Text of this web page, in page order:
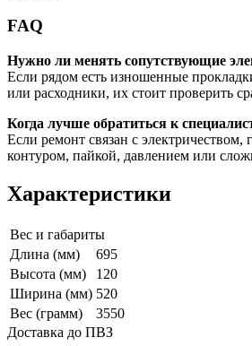
FAQ
Нужно ли менять сопутствующие
Если рядом есть изношенные
или расходники, их стоит проверить
Когда лучше обратиться к
Если ремонт связан с электричеством,
контуром, пайкой, давлением или
Характеристики
Вес и габариты
Длина (мм)
695
Высота (мм)
120
Ширина (мм) 520
Вес (грамм)
3550
Доставка до ПВЗ